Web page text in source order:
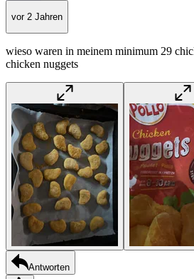
vor 2 Jahren
wieso waren in meinem minimum 29
chicken nuggets
Antworten